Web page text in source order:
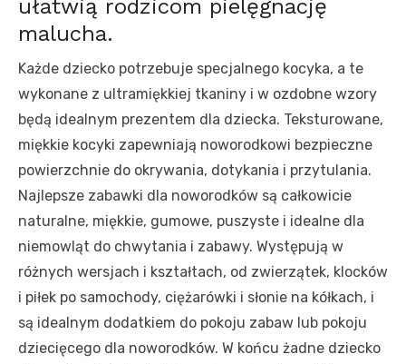
ułatwią rodzicom pielęgnację
malucha.
Każde dziecko potrzebuje specjalnego kocyka, a te
wykonane z ultramiękkiej tkaniny i w ozdobne wzory
będą idealnym prezentem dla dziecka. Teksturowane,
miękkie kocyki zapewniają noworodkowi bezpieczne
powierzchnie do okrywania, dotykania i przytulania.
Najlepsze zabawki dla noworodków są całkowicie
naturalne, miękkie, gumowe, puszyste i idealne dla
niemowląt do chwytania i zabawy. Występują w
różnych wersjach i kształtach, od zwierzątek, klocków
i piłek po samochody, ciężarówki i słonie na kółkach, i
są idealnym dodatkiem do pokoju zabaw lub pokoju
dziecięcego dla noworodków. W końcu żadne dziecko